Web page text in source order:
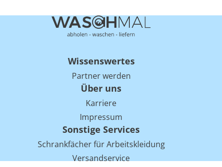
Wissenswertes
Partner werden
Über uns
Karriere
Impressum
Sonstige Services
Schrankfächer für Arbeitskleidung
Versandservice